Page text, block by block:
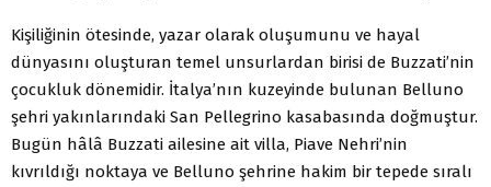
Kişiliğinin ötesinde, yazar olarak oluşumunu ve hayal
dünyasını oluşturan temel unsurlardan birisi de Buzzati’nin
çocukluk dönemidir. İtalya’nın kuzeyinde bulunan Belluno
şehri yakınlarındaki San Pellegrino kasabasında doğmuştur.
Bugün hâlâ Buzzati ailesine ait villa, Piave Nehri’nin
kıvrıldığı noktaya ve Belluno şehrine hakim bir tepede sıralı